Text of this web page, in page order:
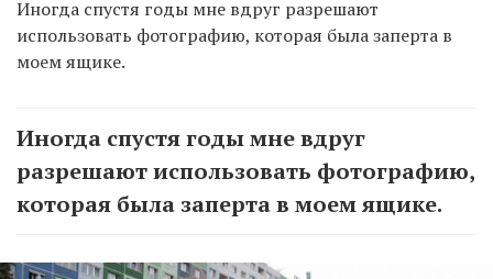
Иногда спустя годы мне вдруг разрешают
использовать фотографию, которая была заперта в
моем ящике.
Иногда спустя годы мне вдруг
разрешают использовать фотографию,
которая была заперта в моем ящике.